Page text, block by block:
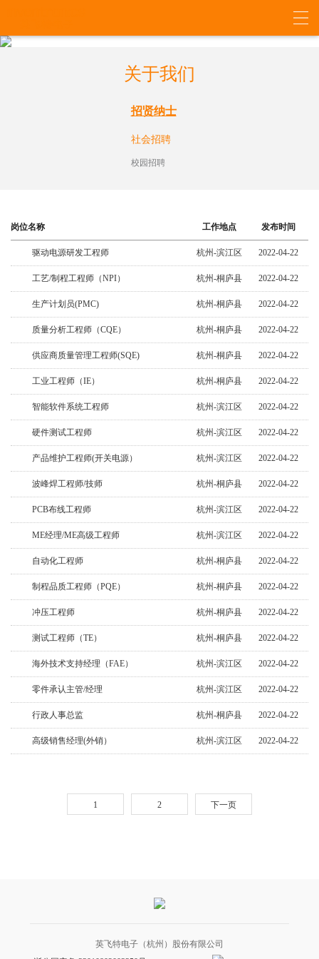
关于我们
招贤纳士
社会招聘
校园招聘
岗位名称 工作地点 发布时间
驱动电源研发工程师 杭州-滨江区 2022-04-22
工艺/制程工程师（NPI） 杭州-桐庐县 2022-04-22
生产计划员(PMC) 杭州-桐庐县 2022-04-22
质量分析工程师（CQE） 杭州-桐庐县 2022-04-22
供应商质量管理工程师(SQE) 杭州-桐庐县 2022-04-22
工业工程师（IE） 杭州-桐庐县 2022-04-22
智能软件系统工程师 杭州-滨江区 2022-04-22
硬件测试工程师 杭州-滨江区 2022-04-22
产品维护工程师(开关电源） 杭州-滨江区 2022-04-22
波峰焊工程师/技师 杭州-桐庐县 2022-04-22
PCB布线工程师 杭州-滨江区 2022-04-22
ME经理/ME高级工程师 杭州-滨江区 2022-04-22
自动化工程师 杭州-桐庐县 2022-04-22
制程品质工程师（PQE） 杭州-桐庐县 2022-04-22
冲压工程师 杭州-桐庐县 2022-04-22
测试工程师（TE） 杭州-桐庐县 2022-04-22
海外技术支持经理（FAE） 杭州-滨江区 2022-04-22
零件承认主管/经理 杭州-滨江区 2022-04-22
行政人事总监 杭州-桐庐县 2022-04-22
高级销售经理(外销） 杭州-滨江区 2022-04-22
1 2 下一页
英飞特电子（杭州）股份有限公司